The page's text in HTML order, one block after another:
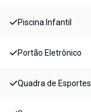
Piscina Infantil
Portão Eletrônico
Quadra de Esportes